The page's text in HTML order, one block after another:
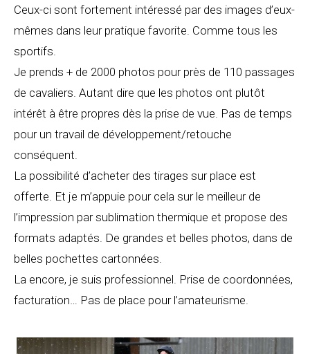
Ceux-ci sont fortement intéressé par des images d’eux-
mêmes dans leur pratique favorite. Comme tous les
sportifs.
Je prends + de 2000 photos pour près de 110 passages
de cavaliers. Autant dire que les photos ont plutôt
intérêt à être propres dès la prise de vue. Pas de temps
pour un travail de développement/retouche
conséquent.
La possibilité d’acheter des tirages sur place est
offerte. Et je m’appuie pour cela sur le meilleur de
l’impression par sublimation thermique et propose des
formats adaptés. De grandes et belles photos, dans de
belles pochettes cartonnées.
La encore, je suis professionnel. Prise de coordonnées,
facturation… Pas de place pour l’amateurisme.